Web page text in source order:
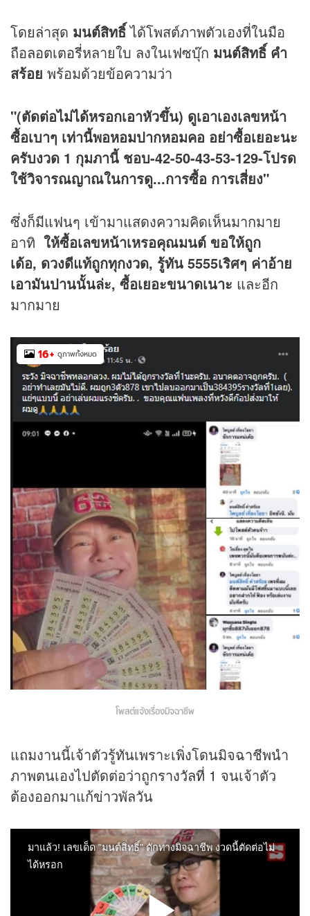
โดยล่าสุด มนต์สิทธิ์ได้โพสต์ภาพตัวเองที่ในมือ
ถือลอตเตอรี่หลายใบ ลงในเฟซบุ๊ก มนต์สิทธิ์ คำ
สร้อย พร้อมด้วยข้อความว่า
"(ตัดต่อไม่ได้หรอกเอาหัวขึ้น) ดูเอาเองเลขหน้า
ซื้อเบาๆ เท่านี้พอหอมปากหอมคอ อย่าซื้อเยอะนะ
ครับงวด 1 กุมภานี้ ชอบ-42-50-43-53-129-โปรด
ใช้วิจารณญาณในการดู...การซื้อ การเสี่ยง"
ซึ่งก็มีแฟนๆ เข้ามาแสดงความคิดเห็นมากมาย
อาทิ ให้ซื้อเลขหน้าเหรอคุณมนต์ ขอให้ถูก
เด้อ, ดวงดีแท้ถูกทุกงวด, รู้ทัน 5555เริศๆ ค่าอ้าย
เอามันปานนั้นล่ะ, ซื้อเยอะขนาดเนาะ และอีก
มากมาย
16+ ดูภาพทั้งหมด
โพสต์แจ้งเรื่องมิจฉาชีพ
แถมงานนี้เจ้าตัวรู้ทันเพราะเพิ่งโดนมิจฉาชีพนำ
ภาพตนเองไปตัดต่อว่าถูกรางวัลที่ 1 จนเจ้าตัว
ต้องออกมาแก้ข่าวพัลวัน